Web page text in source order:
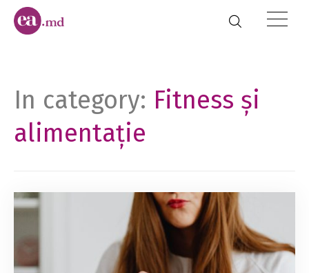
In category: Fitness și
alimentație